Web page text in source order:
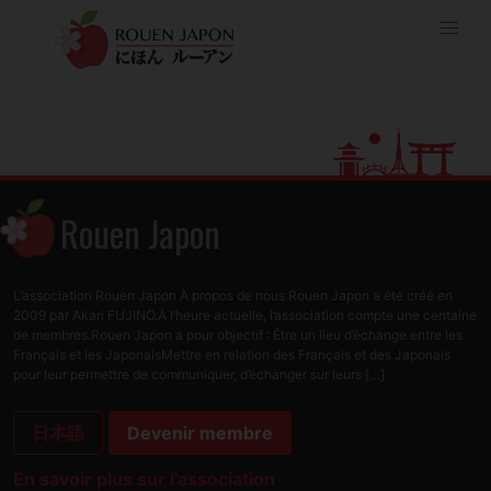
Rouen Japon
L’association Rouen Japon À propos de nous Rouen Japon a été créé en
2009 par Akari FUJINO.À l’heure actuelle, l’association compte une centaine
de membres.Rouen Japon a pour objectif : Être un lieu d’échange entre les
Français et les JaponaisMettre en relation des Français et des Japonais
pour leur permettre de communiquer, d’échanger sur leurs […]
日本語 Devenir membre
En savoir plus sur l'association